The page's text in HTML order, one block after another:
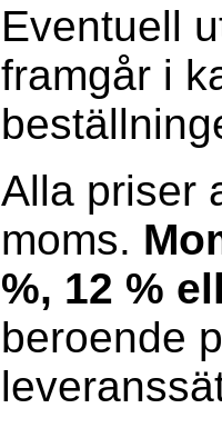
Eventuell
framgår i
Alla priser
moms.
%, 12 %
beroende